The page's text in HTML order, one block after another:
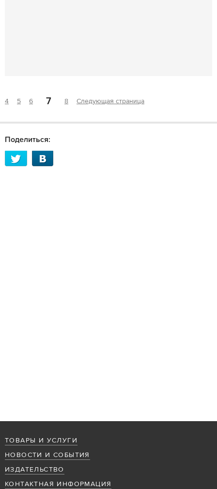
4 5 6 7 8 Следующая страница
Поделиться:
ТОВАРЫ И УСЛУГИ
НОВОСТИ И СОБЫТИЯ
ИЗДАТЕЛЬСТВО
КОНТАКТНАЯ ИНФОРМАЦИЯ